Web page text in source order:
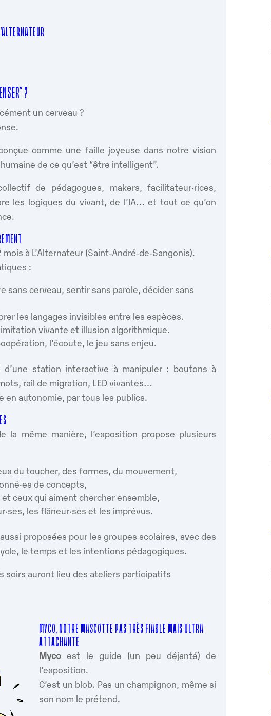
?
un cerveau ?
comme une faille joyeuse dans notre vision
de ce qu’est “être intelligent”.
de pédagogues, makers, facilitateur·rices,
les logiques du vivant, de l’IA… et tout ce qu’on
à L’Alternateur (Saint-André-de-Sangonis).
:
sans cerveau, sentir sans parole, décider sans
les langages invisibles entre les espèces.
vivante et illusion algorithmique.
l’écoute, le jeu sans enjeu.
d’une station interactive à manipuler : boutons à
rail de migration, LED vivantes…
en autonomie, par tous les publics.
la même manière, l’exposition propose plusieurs
du toucher, des formes, du mouvement,
de concepts,
ceux qui aiment chercher ensemble,
les flâneur·ses et les imprévus.
proposées pour les groupes scolaires, avec des
le temps et les intentions pédagogiques.
soirs auront lieu des ateliers participatifs
MYCO, NOTRE MASCOTTE PAS TRÈS FIABLE MAIS ULTRA
ATTACHANTE
Myco est le guide (un peu déjanté) de
l’exposition.
C’est un blob. Pas un champignon, même si
son nom le prétend.